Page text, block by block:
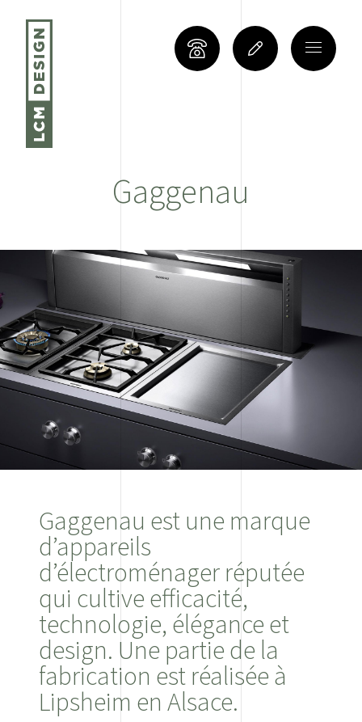
Gaggenau
Gaggenau est une marque
d’appareils
d’électroménager réputée
qui cultive efficacité,
technologie, élégance et
design. Une partie de la
fabrication est réalisée à
Lipsheim en Alsace.